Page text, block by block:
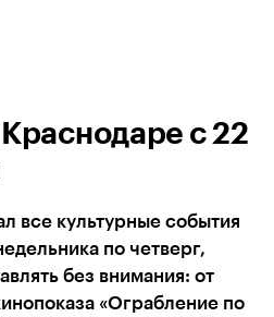
Краснодаре с 22
все культурные события
по четверг,
без внимания: от
«Ограбление по